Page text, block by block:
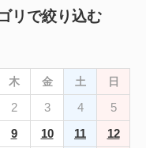
リで絞り込む
木 金 土 日
2 3 4
5
9 10 11
12